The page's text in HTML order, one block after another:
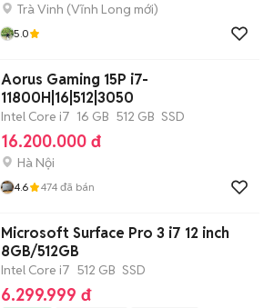
Trà Vinh (Vĩnh Long mới)
5.0
Aorus Gaming 15P i7-
11800H|16|512|3050
Intel Core i7 16 GB 512 GB SSD
16.200.000 đ
Hà Nội
4.6 474 đã bán
Microsoft Surface Pro 3 i7 12 inch
8GB/512GB
Intel Core i7 512 GB SSD
6.299.999 đ